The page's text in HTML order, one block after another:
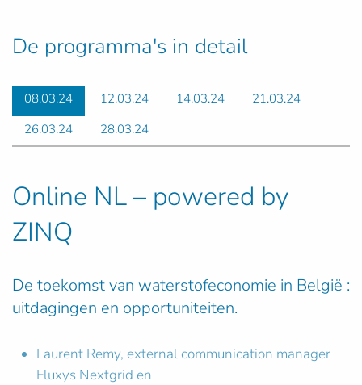
De programma's in detail
08.03.24 12.03.24 14.03.24
21.03.24
26.03.24
28.03.24
Online NL – powered by
ZINQ
De toekomst van waterstofeconomie in België :
uitdagingen en opportuniteiten.
Laurent Remy, external communication manager
Fluxys Nextgrid en